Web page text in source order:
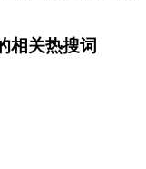
相关热搜词